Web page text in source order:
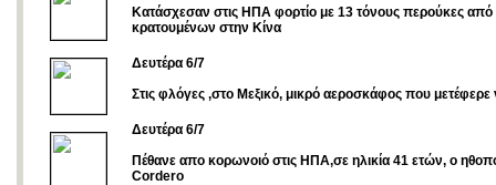
Κατάσχεσαν στις ΗΠΑ φορτίο με 13 τόνους περούκες από
κρατουμένων στην Κίνα
Δευτέρα 6/7
Στις φλόγες ,στο Μεξικό, μικρό αεροσκάφος που μετέφερε
Δευτέρα 6/7
Πέθανε απο κορωνοιό στις ΗΠΑ,σε ηλικία 41 ετών, ο
Cordero